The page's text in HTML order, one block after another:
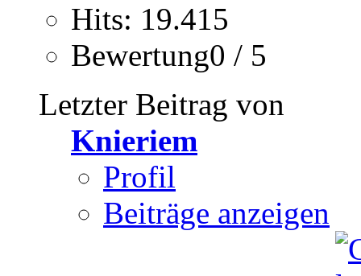
Hits: 19.415
Bewertung0 / 5
Letzter Beitrag von
Knieriem
Profil
Beiträge anzeigen